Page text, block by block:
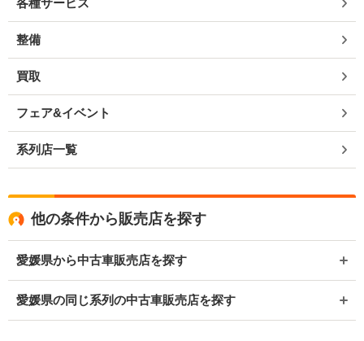
各種サービス
整備
買取
フェア&イベント
系列店一覧
他の条件から販売店を探す
愛媛県から中古車販売店を探す
愛媛県の同じ系列の中古車販売店を探す